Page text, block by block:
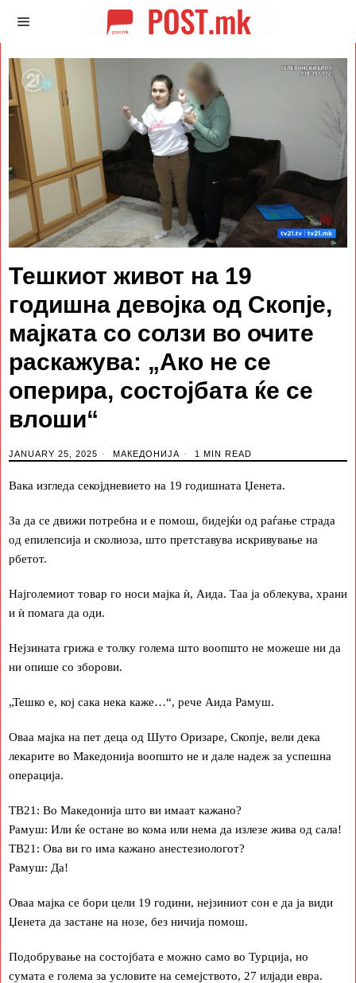
Тешкиот живот на 19
годишна девојка од Скопје,
мајката со солзи во очите
раскажува: „Ако не се
оперира, состојбата ќе се
влоши“
JANUARY 25, 2025 МАКЕДОНИЈА 1 MIN READ
Вака изгледа секојдневието на 19 годишната Џенета.
За да се движи потребна и е помош, бидејќи од раѓање страда
од епилепсија и сколиоза, што претставува искривување на
рбетот.
Најголемиот товар го носи мајка ѝ, Аида. Таа ја облекува, храни
и ѝ помага да оди.
Нејзината грижа е толку голема што воопшто не можеше ни да
ни опише со зборови.
„Тешко е, кој сака нека каже…“, рече Аида Рамуш.
Оваа мајка на пет деца од Шуто Оризаре, Скопје, вели дека
лекарите во Македонија воопшто не и дале надеж за успешна
операција.
ТВ21: Во Македонија што ви имаат кажано?
Рамуш: Или ќе остане во кома или нема да излезе жива од сала!
ТВ21: Ова ви го има кажано анестезиологот?
Рамуш: Да!
Оваа мајка се бори цели 19 години, нејзиниот сон е да ја види
Џенета да застане на нозе, без ничија помош.
Подобрување на состојбата е можно само во Турција, но
сумата е голема за условите на семејството, 27 илјади евра.